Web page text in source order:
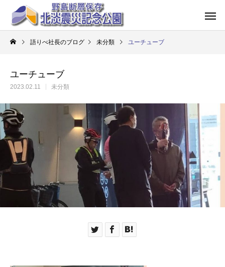
語りべ社長のブログ 未分類 ユーチューブ
ユーチューブ
2023.02.11 未分類